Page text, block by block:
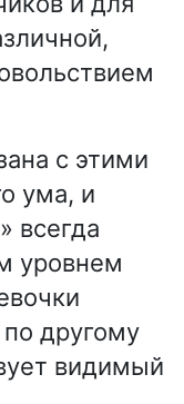
с этими
ума, и
всегда
уровнем
другому
видимый